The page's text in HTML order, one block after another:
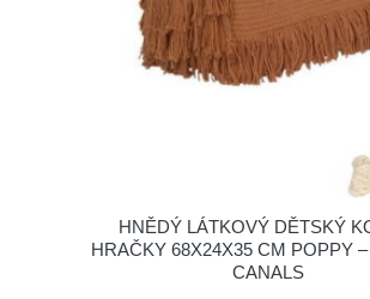
HNĚDÝ LÁTKOVÝ DĚTSKÝ
HRAČKY 68X24X35 CM POPPY
CANALS